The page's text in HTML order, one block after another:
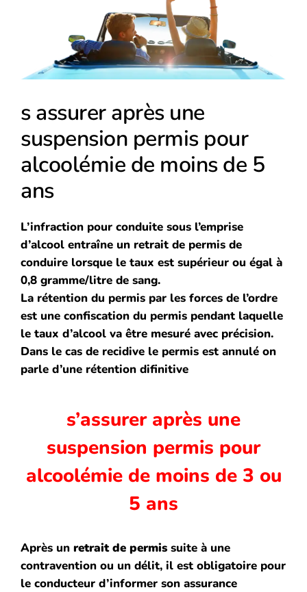
s assurer après une
suspension permis pour
alcoolémie de moins de 5
ans
L’infraction pour conduite sous l’emprise
d’alcool entraîne un retrait de permis de
conduire lorsque le taux est supérieur ou égal à
0,8 gramme/litre de sang.
La rétention du permis par les forces de l’ordre
est une confiscation du permis pendant laquelle
le taux d’alcool va être mesuré avec précision.
Dans le cas de recidive le permis est annulé on
parle d’une rétention difinitive
s’assurer après une
suspension permis pour
alcoolémie de moins de 3 ou
5 ans
Après un retrait de permissuite à une
contravention ou un délit, il est obligatoire pour
le conducteur d’informer son assurance